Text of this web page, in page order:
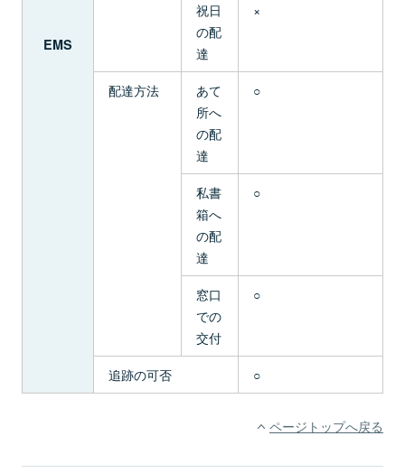
EMS
祝日
の配
達
×
配達方法
あて
所へ
の配
達
○
私書
箱へ
の配
達
○
窓口
での
交付
○
追跡の可否 ○
ページトップへ戻る